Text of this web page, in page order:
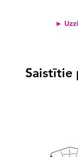
►
Saistītie